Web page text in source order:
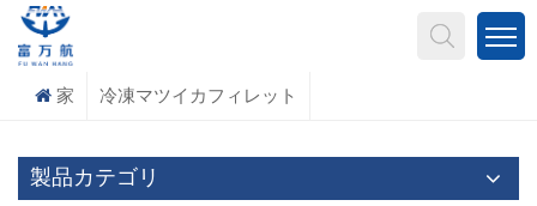
家 冷凍マツイカフィレット
製品カテゴリ